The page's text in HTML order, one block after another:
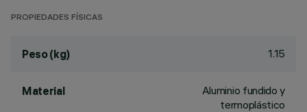
PROPIEDADES FÍSICAS
Peso (kg) 1.15
Material
Aluminio fundido y
termoplástico